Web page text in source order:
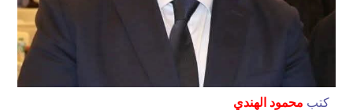
كتب محمود الهندي